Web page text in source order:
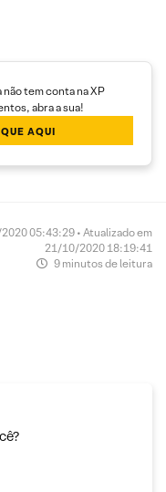
não tem conta na XP
abra a sua!
AQUI
05:43:29 • Atualizado em
21/10/2020 18:19:41
9 minutos de leitura